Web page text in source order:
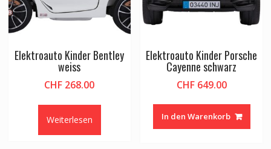
Elektroauto Kinder Bentley
weiss
CHF 268.00
Weiterlesen
Elektroauto Kinder Porsche
Cayenne schwarz
CHF649.00
In den Warenkorb